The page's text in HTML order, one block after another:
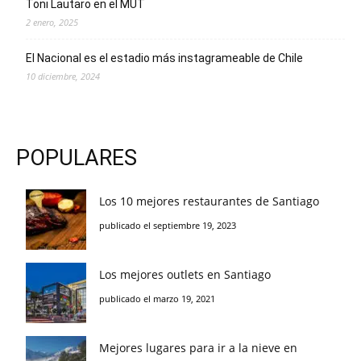
Toni Lautaro en el MUT
2 enero, 2025
El Nacional es el estadio más instagrameable de Chile
10 diciembre, 2024
POPULARES
Los 10 mejores restaurantes de Santiago
publicado el septiembre 19, 2023
Los mejores outlets en Santiago
publicado el marzo 19, 2021
Mejores lugares para ir a la nieve en